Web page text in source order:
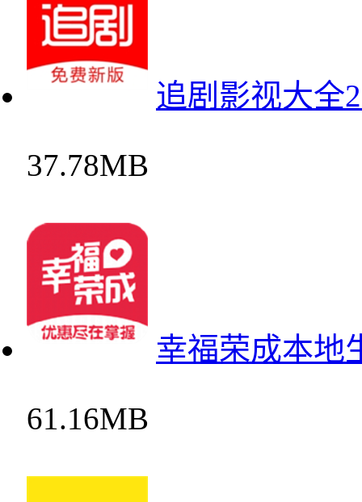
追剧影视大全
37.78MB
幸福荣成本地
61.16MB